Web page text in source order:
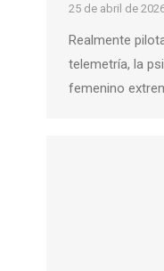
25 de abril de
Realmente
telemetría, la
femenino